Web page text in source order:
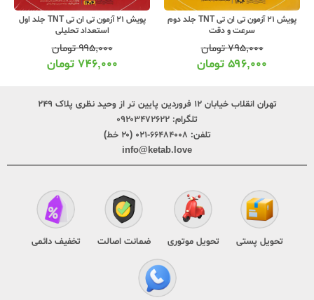
پویش 21 آزمون تی ان تی TNT جلد دوم
سرعت و دقت
۷۹۵,۰۰۰تومان
۵۹۶,۰۰۰ تومان
پویش 21 آزمون تی ان تی TNT جلد اول
استعداد تحلیلی
۹۹۵,۰۰۰تومان
۷۴۶,۰۰۰ تومان
تهران انقلاب خیابان ۱۲ فروردین پایین تر از وحید نظری پلاک ۲۴۹
تلگرام: ۰۹۲۰۳۴۷۲۶۲۲
تلفن: ۶۶۴۸۴۰۰۸-۰۲۱ (۲۰ خط)
info@ketab.love
تحویل پستی تحویل موتوری ضمانت اصالت تخفیف دائمی